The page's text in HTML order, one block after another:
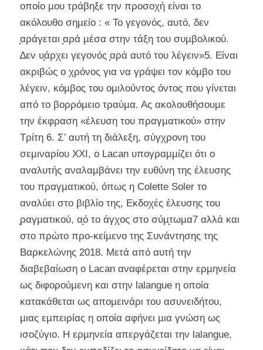
οποίο µου τράβηξε την προσοχή είναι το
ακόλουθο σηµείο : « Το γεγονός, αυτό, δεν
̟αράγεται ̟αρά µέσα στην τάξη του συµβολικού.
∆εν υ̟άρχει γεγονός ̟αρά αυτό του λέγειν»5. Είναι
ακριβώς ο χρόνος για να γράψει τον κόµβο του
λέγειν, κόµβος του οµιλούντος όντος που γίνεται
από το βορρόµειο τραύµα. Ας ακολουθήσουµε
την έκφραση «έλευση του πραγµατικού» στην
Τρίτη 6. Σ’ αυτή τη διάλεξη, σύγχρονη του
σεµιναρίου XXI, ο Lacan υπογραµµίζει ότι ο
αναλυτής αναλαµβάνει την ευθύνη της έλευσης
του πραγµατικού, όπως η Colette Soler το
αναλύει στο βιβλίο της, Εκδοχές έλευσης του
̟ραγµατικού, α̟ό το άγχος στο σύµ̟τωµα7 αλλά και
στο πρώτο προ-κείµενο της Συνάντησης της
Βαρκελώνης 2018. Μετά από αυτή την
διαβεβαίωση ο Lacan αναφέρεται στην ερµηνεία
ως διφορούµενη και στην lalangue η οποία
κατακάθεται ως αποµεινάρι του ασυνειδήτου,
µιας εµπειρίας η οποία αφήνει µια γνώση ως
ισοζύγιο. Η ερµηνεία απεργάζεται την lalangue,